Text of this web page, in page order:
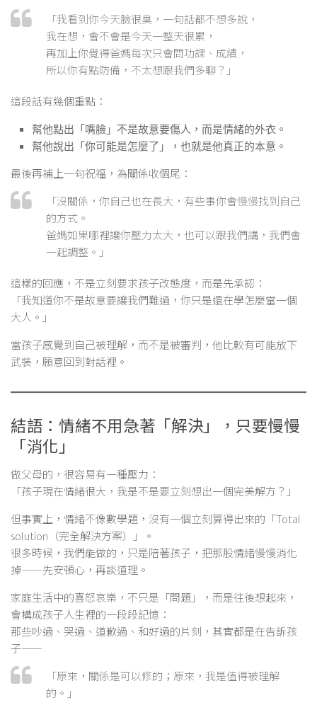
「我看到你今天臉很臭，一句話都不想多說，
我在想，會不會是今天一整天很累，
再加上你覺得爸媽每次只會問功課、成績，
所以你有點防備，不太想跟我們多聊？」
這段話有幾個重點：
幫他點出「嘴臉」不是故意要傷人，而是情緒的外衣。
幫他說出「你可能是怎麼了」，也就是他真正的本意。
最後再補上一句祝福，為關係收個尾：
「沒關係，你自己也在長大，有些事你會慢慢找到自己
的方式。
爸媽如果哪裡讓你壓力太大，也可以跟我們講，我們會
一起調整。」
這樣的回應，不是立刻要求孩子改態度，而是先承認：
「我知道你不是故意要讓我們難過，你只是還在學怎麼當一個
大人。」
當孩子感覺到自己被理解，而不是被審判，他比較有可能放下
武裝，願意回到對話裡。
結語：情緒不用急著「解決」，只要慢慢
「消化」
做父母的，很容易有一種壓力：
「孩子現在情緒很大，我是不是要立刻想出一個完美解方？」
但事實上，情緒不像數學題，沒有一個立刻算得出來的「Total
solution（完全解決方案）」。
很多時候，我們能做的，只是陪著孩子，把那股情緒慢慢消化
掉——先安頓心，再談道理。
家庭生活中的喜怒哀樂，不只是「問題」，而是往後想起來，
會構成孩子人生裡的一段段記憶：
那些吵過、哭過、道歉過、和好過的片刻，其實都是在告訴孩
子——
「原來，關係是可以修的；原來，我是值得被理解
的。」